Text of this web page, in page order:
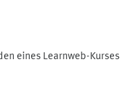
eines Learnweb-